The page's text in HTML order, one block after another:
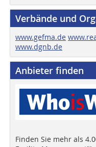
Verbände und
www.gefma.de
www.dgnb.de
Anbieter finden
Finden Sie mehr als